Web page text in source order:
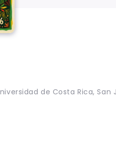
de Costa Rica, San